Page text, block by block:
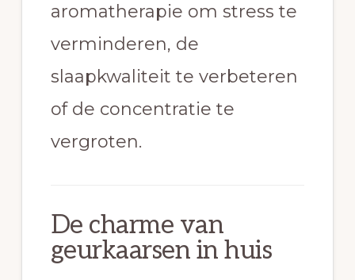
aromatherapie om stress te
verminderen, de
slaapkwaliteit te verbeteren
of de concentratie te
vergroten.
De charme van
geurkaarsen in huis